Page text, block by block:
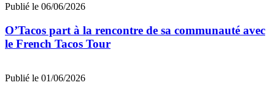
Publié le 06/06/2026
O’Tacos part à la rencontre de sa communauté avec
le French Tacos Tour
Publié le 01/06/2026